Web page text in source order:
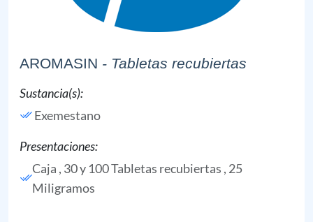
AROMASIN - Tabletas recubiertas
Sustancia(s):
Exemestano
Presentaciones:
Caja , 30 y 100 Tabletas recubiertas , 25
Miligramos